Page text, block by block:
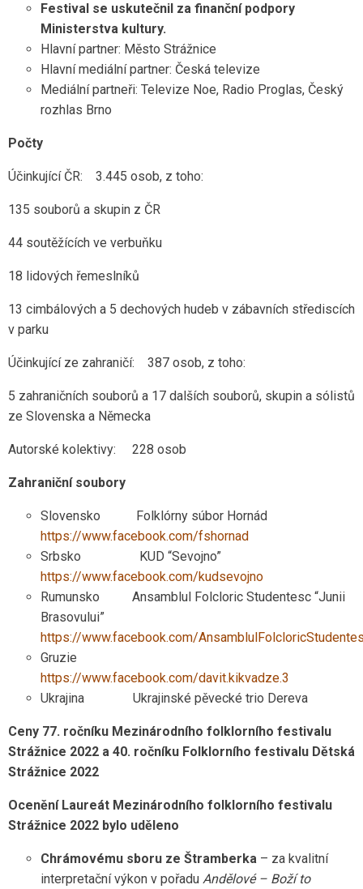
Festival se uskutečnil za finanční podpory
Ministerstva kultury.
Hlavní partner: Město Strážnice
Hlavní mediální partner: Česká televize
Mediální partneři: Televize Noe, Radio Proglas, Český
rozhlas Brno
Počty
Účinkující ČR: 3.445 osob, z toho:
135 souborů a skupin z ČR
44 soutěžících ve verbuňku
18 lidových řemeslníků
13 cimbálových a 5 dechových hudeb v zábavních střediscích
v parku
Účinkující ze zahraničí: 387 osob, z toho:
5 zahraničních souborů a 17 dalších souborů, skupin a sólistů
ze Slovenska a Německa
Autorské kolektivy: 228 osob
Zahraniční soubory
Slovensko Folklórny súbor Hornád
https://www.facebook.com/fshornad
Srbsko KUD “Sevojno”
https://www.facebook.com/kudsevojno
Rumunsko Ansamblul Folcloric Studentesc “Junii
Brasovului”
https://www.facebook.com/
Gruzie
https://www.facebook.com/davit.kikvadze.3
Ukrajina Ukrajinské pěvecké trio Dereva
Ceny 77. ročníku Mezinárodního folklorního festivalu
Strážnice 2022 a 40. ročníku Folklorního festivalu Dětská
Strážnice 2022
Ocenění Laureát Mezinárodního folklorního festivalu
Strážnice 2022 bylo uděleno
Chrámovému sboru ze Štramberka – za kvalitní
interpretační výkon v pořadu Andělové – Boží to